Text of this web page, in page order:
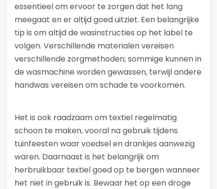
essentieel om ervoor te zorgen dat het lang
meegaat en er altijd goed uitziet. Een belangrijke
tip is om altijd de wasinstructies op het label te
volgen. Verschillende materialen vereisen
verschillende zorgmethoden; sommige kunnen in
de wasmachine worden gewassen, terwijl andere
handwas vereisen om schade te voorkomen.
Het is ook raadzaam om textiel regelmatig
schoon te maken, vooral na gebruik tijdens
tuinfeesten waar voedsel en drankjes aanwezig
waren. Daarnaast is het belangrijk om
herbruikbaar textiel goed op te bergen wanneer
het niet in gebruik is. Bewaar het op een droge